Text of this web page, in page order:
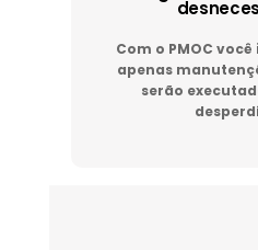
Com o PMOC
apenas
serão